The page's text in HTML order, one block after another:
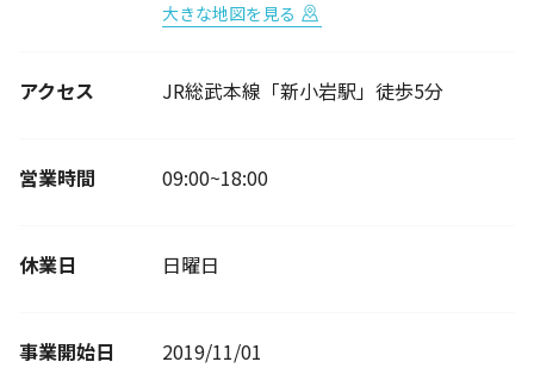
大きな地図を見る
アクセス JR総武本線「新小岩駅」徒歩5分
営業時間 09:00~18:00
休業日 日曜日
事業開始日 2019/11/01